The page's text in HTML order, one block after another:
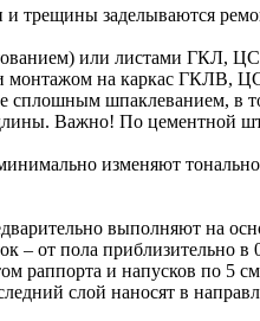
заделываются
или листами ГКЛ,
монтажом на каркас ГКЛВ,
сплошным шпаклеванием,
Важно! По цементной
изменяют
выполняют на
– от пола приблизительно в
раппорта и напусков по 5
слой наносят в